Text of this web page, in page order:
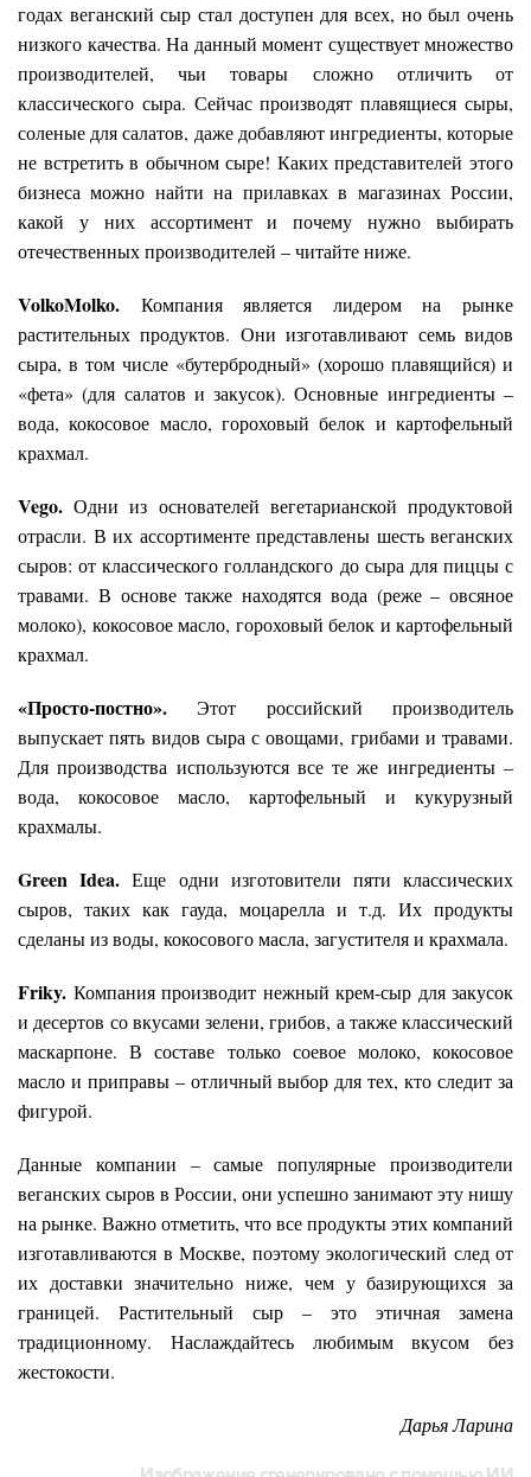
годах веганский сыр стал доступен для всех, но был очень
низкого качества. На данный момент существует множество
производителей, чьи товары сложно отличить от
классического сыра. Сейчас производят плавящиеся сыры,
соленые для салатов, даже добавляют ингредиенты, которые
не встретить в обычном сыре! Каких представителей этого
бизнеса можно найти на прилавках в магазинах России,
какой у них ассортимент и почему нужно выбирать
отечественных производителей – читайте ниже.
VolkoMolko. Компания является лидером на рынке
растительных продуктов. Они изготавливают семь видов
сыра, в том числе «бутербродный» (хорошо плавящийся) и
«фета» (для салатов и закусок). Основные ингредиенты –
вода, кокосовое масло, гороховый белок и картофельный
крахмал.
Vego. Одни из основателей вегетарианской продуктовой
отрасли. В их ассортименте представлены шесть веганских
сыров: от классического голландского до сыра для пиццы с
травами. В основе также находятся вода (реже – овсяное
молоко), кокосовое масло, гороховый белок и картофельный
крахмал.
«Просто-постно».Этот российский производитель
выпускает пять видов сыра с овощами, грибами и травами.
Для производства используются все те же ингредиенты –
вода, кокосовое масло, картофельный и кукурузный
крахмалы.
Green Idea. Еще одни изготовители пяти классических
сыров, таких как гауда, моцарелла и т.д. Их продукты
сделаны из воды, кокосового масла, загустителя и крахмала.
Friky. Компания производит нежный крем-сыр для закусок
и десертов со вкусами зелени, грибов, а также классический
маскарпоне. В составе только соевое молоко, кокосовое
масло и приправы – отличный выбор для тех, кто следит за
фигурой.
Данные компании – самые популярные производители
веганских сыров в России, они успешно занимают эту нишу
на рынке. Важно отметить, что все продукты этих компаний
изготавливаются в Москве, поэтому экологический след от
их доставки значительно ниже, чем у базирующихся за
границей. Растительный сыр – это этичная замена
традиционному. Наслаждайтесь любимым вкусом без
жестокости.
Дарья Ларина